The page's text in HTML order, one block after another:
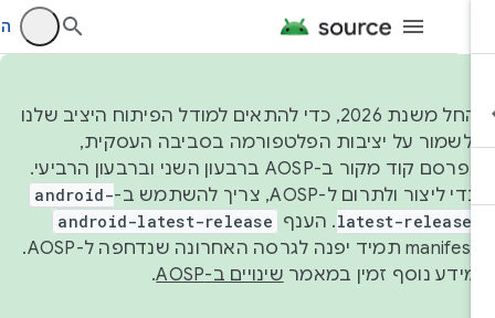
החל משנת 2026, כדי להתאים למודל הפיתוח היציב שלנו
ולשמור על יציבות הפלטפורמה בסביבה העסקית,
נפרסם קוד מקור ב-AOSP ברבעון השני וברבעון הרביעי.
כדי ליצור ולתרום ל-AOSP, צריך להשתמש ב-
android-
latest-release. הענף android-latest-release
manifest תמיד יפנה לגרסה האחרונה שנדחפה ל-AOSP.
מידע נוסף זמין במאמרשינויים ב-AOSP .